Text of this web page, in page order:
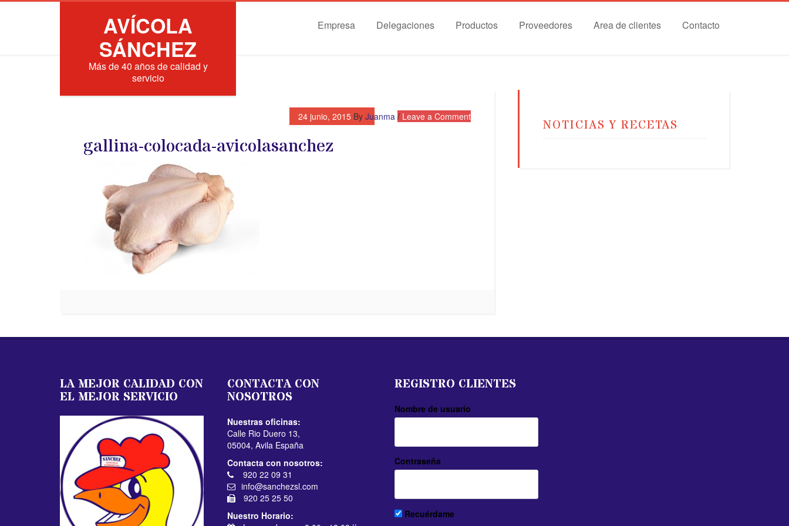
AVÍCOLA
SÁNCHEZ
Más de 40 años de calidad y
servicio
Empresa Delegaciones Productos Proveedores Area de clientes Contacto
24 junio, 2015 By Juanma Leave a Comment
gallina-colocada-avicolasanchez
NOTICIAS Y RECETAS
LA MEJOR CALIDAD CON
EL MEJOR SERVICIO
CONTACTA CON
NOSOTROS
Nuestras oficinas:
Calle Rio Duero 13,
05004, Avila España
Contacta con nosotros:
920 22 09 31
info@sanchezsl.com
920 25 25 50
Nuestro Horario:
REGISTRO CLIENTES
Nombre de usuario
Contraseña
Recuérdame